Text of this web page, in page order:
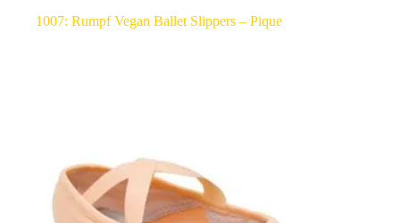
1007: Rumpf Vegan Ballet Slippers – Pique